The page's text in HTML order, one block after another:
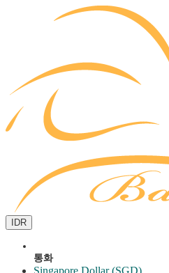
IDR
통화
Singapore Dollar (SGD)